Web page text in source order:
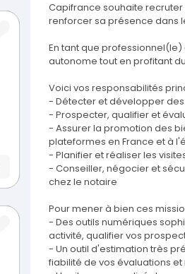
Capifrance souhaite
renforcer sa présence dans
En tant que
autonome tout en profitant
Voici vos responsabilités
- Détecter et développer
- Prospecter, qualifier et
- Assurer la promotion des
plateformes en France et à
- Planifier et réaliser les
- Conseiller, négocier et
chez le notaire
Pour mener à bien ces
- Des outils numériques
activité, qualifier vos
- Un outil d'estimation très
fiabilité de vos évaluations